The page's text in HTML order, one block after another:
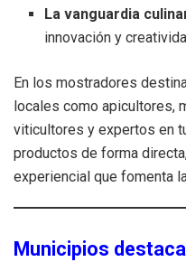
La vanguardia
innovación y
En los mostradores
locales como apicultores,
viticultores y expertos en
productos de forma
experiencial que fomenta
Municipios